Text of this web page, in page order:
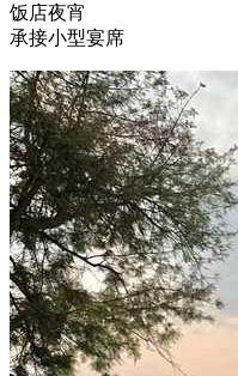
饭店夜宵
承接小型宴席